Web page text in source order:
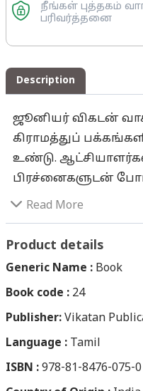
நீங்கள் புத்தகம்
பரிவர்த்தனை
Description
ஜூனியர் விகடன்
கிராமத்துப்
உண்டு.
பிரச்னைகளுடன்
குரல்கள் அதில்
தோன்றிப் பரவிய
நூறு வருடங்களுக்கு
சீரோடும் பேரோடும்
குடும்பம் ஒரு
Read More
Product details
Generic Name : Book
Book code : 24
Publisher: Vikatan
Language : Tamil
ISBN : 978-81-8476-075-0